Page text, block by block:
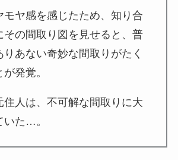
モヤ感を感じたため、知り合
その間取り図を見せると、普
あない奇妙な間取りがたく
発覚。
住人は、不可解な間取りに大
いた…。